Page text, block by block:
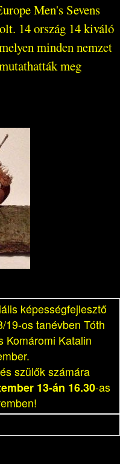
Men's Sevens
14 ország 14 kiváló
minden nemzet
meg
képességfejlesztő
os tanévben Tóth
Komáromi Katalin
szülők számára
13-án 16.30-as